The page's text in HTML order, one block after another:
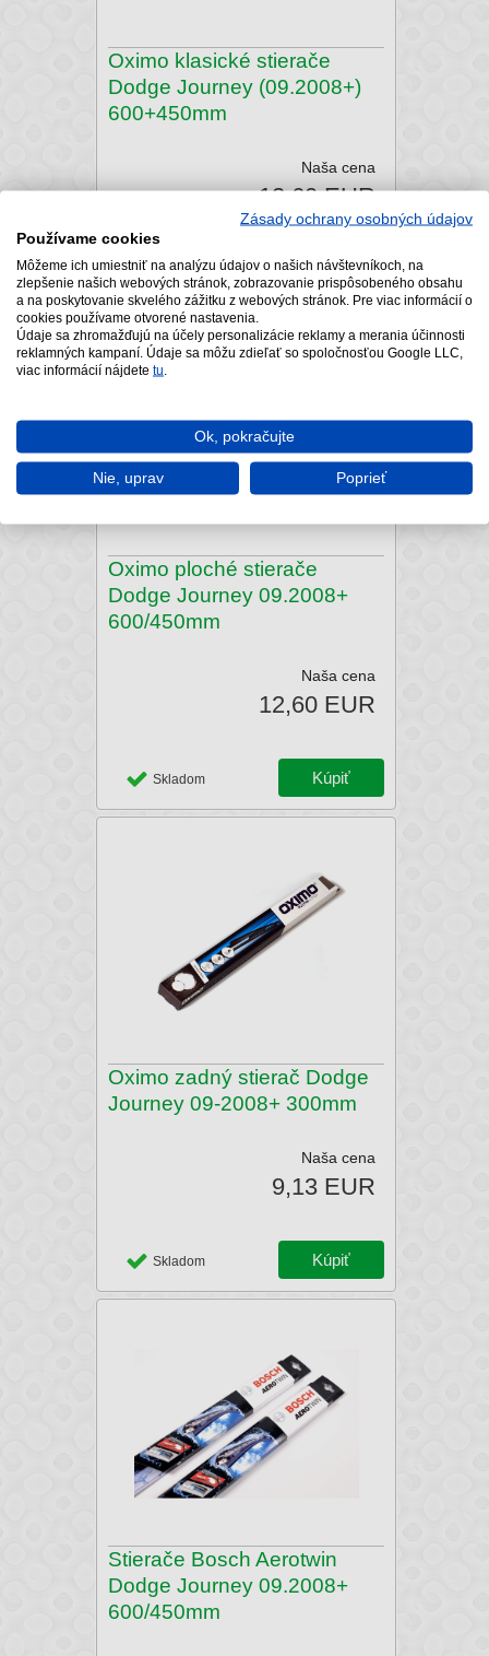
Zásady ochrany osobných údajov
Používame cookies
Môžeme ich umiestniť na analýzu údajov o našich návštevníkoch, na
zlepšenie našich webových stránok, zobrazovanie prispôsobeného obsahu
a na poskytovanie skvelého zážitku z webových stránok. Pre viac informácií o
cookies používame otvorené nastavenia.
Údaje sa zhromažďujú na účely personalizácie reklamy a merania účinnosti
reklamných kampaní. Údaje sa môžu zdieľať so spoločnosťou Google LLC,
viac informácií nájdete tu
Ok, pokračujte
Nie, uprav Poprieť
Oximo klasické stierače
Dodge Journey (09.2008+)
600+450mm
Naša cena
12,60 EUR
Skladom
Oximo ploché stierače
Dodge Journey 09.2008+
600/450mm
Naša cena
12,60 EUR
Skladom
Oximo zadný stierač Dodge
Journey 09-2008+ 300mm
Naša cena
9,13 EUR
Skladom
Stierače Bosch Aerotwin
Dodge Journey 09.2008+
600/450mm